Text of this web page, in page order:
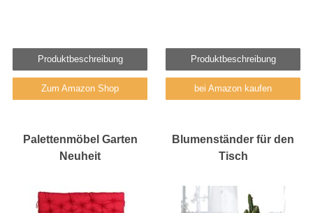
Produktbeschreibung
Zum Amazon Shop
Produktbeschreibung
bei Amazon kaufen
Palettenmöbel Garten
Neuheit
Blumenständer für den
Tisch